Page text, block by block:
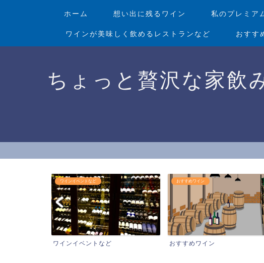
ホーム 想い出に残るワイン 私のプレミア
ワインが美味しく飲めるレストランなど おすす
ちょっと贅沢な家飲
ワインイベントなど
ワインイベントなど
おすすめワイン
おすすめワイン